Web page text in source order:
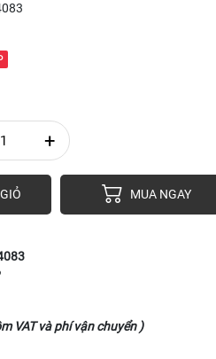
+
MUA NGAY
VAT và phí vận chuyển )